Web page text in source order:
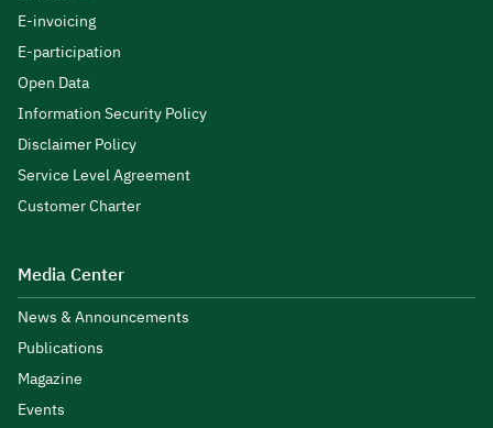
E-invoicing
E-participation
Open Data
Information Security Policy
Disclaimer Policy
Service Level Agreement
Customer Charter
Media Center
News & Announcements
Publications
Magazine
Events